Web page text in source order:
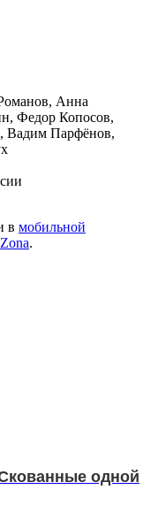
Анна
Федор Копосов,
Вадим Парфёнов,
в мобильной
.
одной